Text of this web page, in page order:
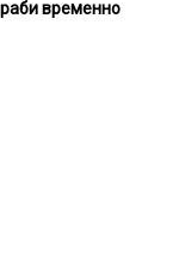
временно